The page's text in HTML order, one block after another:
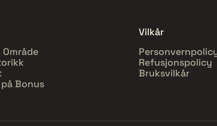
Bonus
Vilkår
Refusjonspolicy
Bruksvilkår